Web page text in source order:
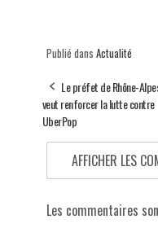
Publié dans Actualité
Le préfet de Rhône-
veut renforcer la lutte contre
UberPop
AFFICHER LES
Les commentaires